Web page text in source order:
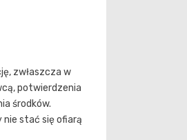
zwłaszcza w
potwierdzenia
środków.
nie stać się ofiarą